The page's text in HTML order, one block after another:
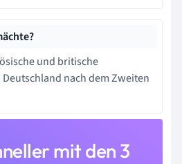
und britische
nach dem Zweiten
mit den 3